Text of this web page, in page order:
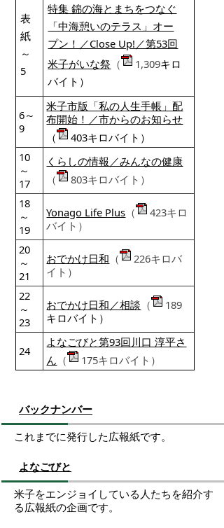
表
紙
～
5
特集 錦の海とまちをつなぐ
「中海憩いのテラス」オー
プン！／Close Up!／第53回
米子がいな祭 （ 1,309キロ
バイト）
6～
9
米子市版「私の人生手帳」配
布開始！／市からのお知らせ
（
403キロバイト）
10
～
17
くらしの情報／みんなの健康
（
803キロバイト）
18
～
19
Yonago Life Plus （
423キロ
バイト）
20
～
21
おでかけ日和 （
226キロバ
イト）
22
～
23
おでかけ日和／相談 （
189
キロバイト）
24
よなごびと第93回川口 淳平さ
ん （ 175キロバイト）
バックナンバー
これまでに発行した広報紙です。
よなごびと
米子をエンジョイしている人たちを紹介す
る広報紙の企画です。